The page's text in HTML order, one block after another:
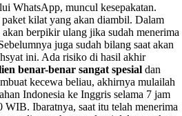
WhatsApp, muncul kesepakatan.
kilat yang akan diambil. Dalam
berpikir ulang jika sudah menerima
juga sudah bilang saat akan
ini. Ada risiko di hasil akhir
benar-benar sangat spesial dan
kecewa beliau, akhirnya mulailah
Indonesia ke Inggris selama 7 jam
Ibaratnya, saat itu telah menerima